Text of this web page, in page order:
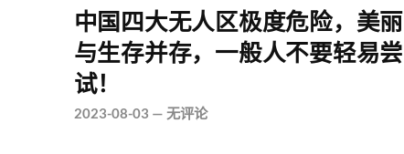
中国四大无人区极度危险，美丽
与生存并存，一般人不要轻易尝
试！
2023-08-03 — 无评论